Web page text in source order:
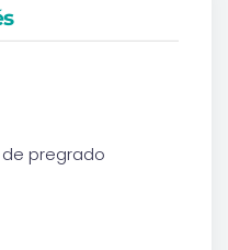
pregrado